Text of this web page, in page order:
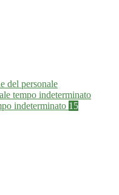
del personale
tempo indeterminato
indeterminato 15